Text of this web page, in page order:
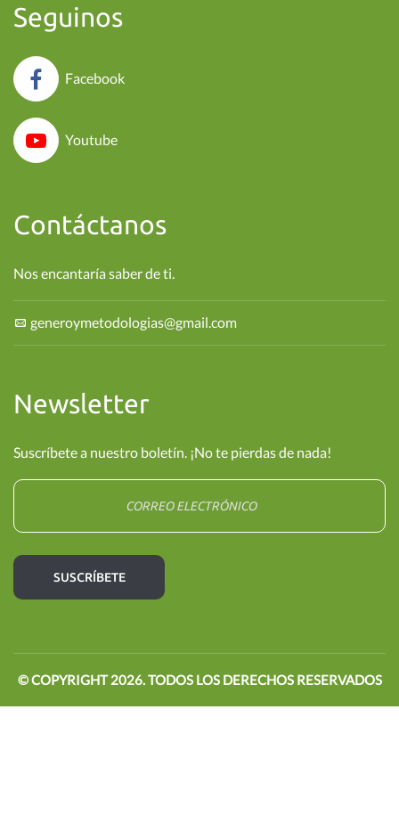
Seguinos
Facebook
Youtube
Contáctanos
Nos encantaría saber de ti.
generoymetodologias@gmail.com
Newsletter
Suscríbete a nuestro boletín. ¡No te pierdas de nada!
© COPYRIGHT2026. TODOS LOS DERECHOS RESERVADOS